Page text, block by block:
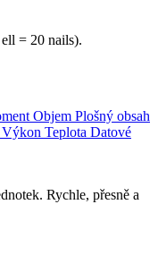
= 20 nails).
Objem Plošný obsah
Výkon Teplota Datové
Rychle, přesně a